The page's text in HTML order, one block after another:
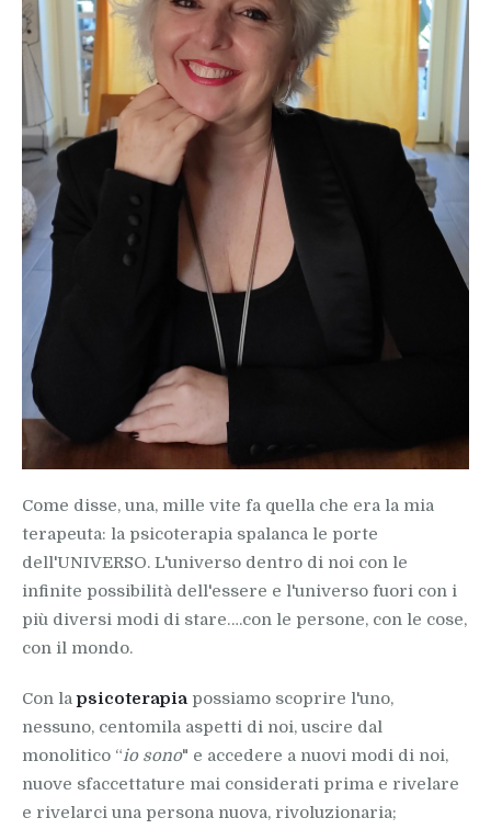
Come disse, una, mille vite fa quella che era la mia
terapeuta: la psicoterapia spalanca le porte
dell'UNIVERSO. L'universo dentro di noi con le
infinite possibilità dell'essere e l'universo fuori con i
più diversi modi di stare….con le persone, con le cose,
con il mondo.
Con lapsicoterapiapossiamo scoprire l'uno,
nessuno, centomila aspetti di noi, uscire dal
monolitico “io sono" e accedere a nuovi modi di noi,
nuove sfaccettature mai considerati prima e rivelare
e rivelarci una persona nuova, rivoluzionaria;